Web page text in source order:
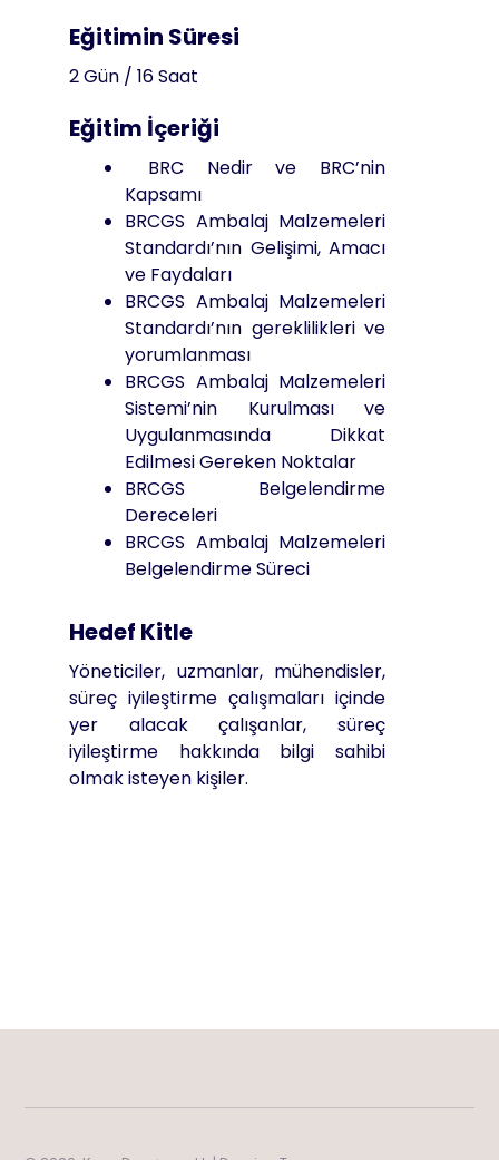
Eğitimin Süresi
2 Gün / 16 Saat
Eğitim İçeriği
BRC Nedir ve BRC’nin
Kapsamı
BRCGS Ambalaj Malzemeleri
Standardı’nın Gelişimi, Amacı
ve Faydaları
BRCGS Ambalaj Malzemeleri
Standardı’nın gereklilikleri ve
yorumlanması
BRCGS Ambalaj Malzemeleri
Sistemi’nin Kurulması ve
Uygulanmasında Dikkat
Edilmesi Gereken Noktalar
BRCGS Belgelendirme
Dereceleri
BRCGS Ambalaj Malzemeleri
Belgelendirme Süreci
Hedef Kitle
Yöneticiler, uzmanlar, mühendisler,
süreç iyileştirme çalışmaları içinde
yer alacak çalışanlar, süreç
iyileştirme hakkında bilgi sahibi
olmak isteyen kişiler.